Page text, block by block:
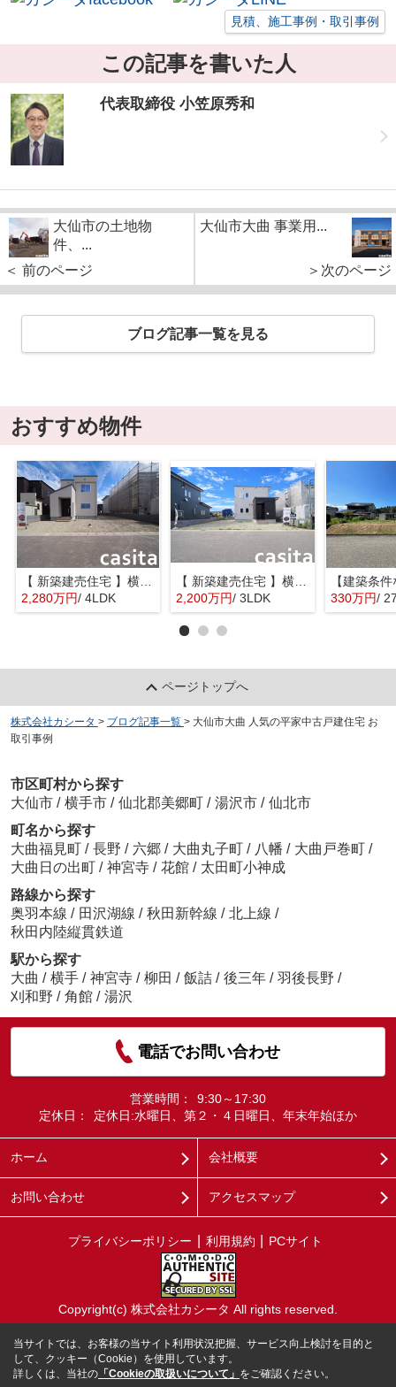
見積、施工事例・取引事例
この記事を書いた人
代表取締役 小笠原秀和
大仙市の土地物
件、...
＜ 前のページ
大仙市大曲 事業用...
＞次のページ
ブログ記事一覧を見る
おすすめ物件
【 新築建売住宅 】横手市八幡字長者町No58 横手北小学校区のオール電化 4LDK
2,280万円/ 4LDK
【 新築建売住宅 】横手市八幡字長者町No50 横手北小学校区のオール電化 3LDK
2,200万円/ 3LDK 330万円/
ページトップへ
株式会社カシータ > ブログ記事一覧 > 大仙市大曲 人気の平家中古戸建住宅 お
取引事例
市区町村から探す
大仙市 / 横手市 / 仙北郡美郷町 / 湯沢市 / 仙北市
町名から探す
大曲福見町 / 長野 / 六郷 / 大曲丸子町 / 八幡 / 大曲戸巻町 /
大曲日の出町 / 神宮寺 / 花館 / 太田町小神成
路線から探す
奥羽本線 / 田沢湖線 / 秋田新幹線 / 北上線 /
秋田内陸縦貫鉄道
駅から探す
大曲 / 横手 / 神宮寺 / 柳田 / 飯詰 / 後三年 / 羽後長野 /
刈和野 / 角館 / 湯沢
電話でお問い合わせ
営業時間：
9:30～17:30
定休日：
定休日:水曜日、第２・４日曜日、年末年始ほか
ホーム 会社概要
お問い合わせ アクセスマップ
プライバシーポリシー 利用規約 PCサイト
Copyright(c) 株式会社カシータ All rights reserved.
当サイトでは、お客様の当サイト利用状況把握、サービス向上検討を目的と
して、クッキー（Cookie）を使用しています。
詳しくは、当社の 「Cookieの取扱いについて」 をご確認ください。